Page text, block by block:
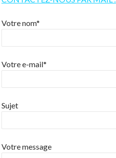
Votre nom*
Votre e-mail*
Sujet
Votre message